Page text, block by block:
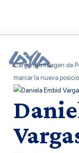
Cargando Imagen de
marcar la nueva